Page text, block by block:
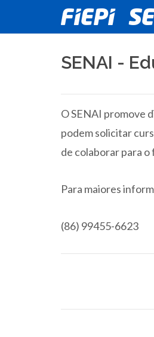
SENAI -
O SENAI promove
podem solicitar
de colaborar para
Para maiores
(86) 99455-6623